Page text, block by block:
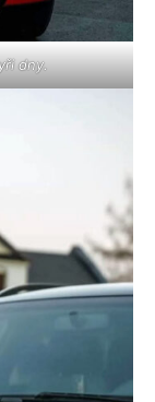
dny.